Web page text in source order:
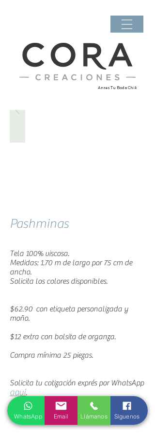
Antes Tu Boda Chik
Pashminas
Tela 100% viscosa.
Medidas: 1.70 m de largo por 75 cm de
ancho.
​Solicita los colores disponibles.
$62.90 con etiqueta personalizada y
moño.
$12 extra con bolsita de organza.​​
Compra mínima 25 piezas.
Solicita tu cotización exprés por WhatsApp
aquí.
WhatsApp Email Llámanos Síguenos